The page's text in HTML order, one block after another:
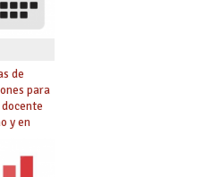
de
para
y en
saber